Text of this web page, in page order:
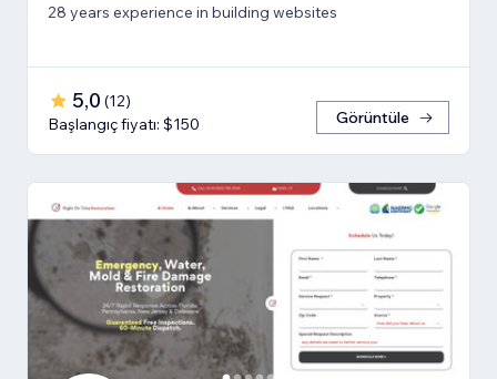
28 years experience in building websites
5,0 (12)
Başlangıç fiyatı: $150
Görüntüle